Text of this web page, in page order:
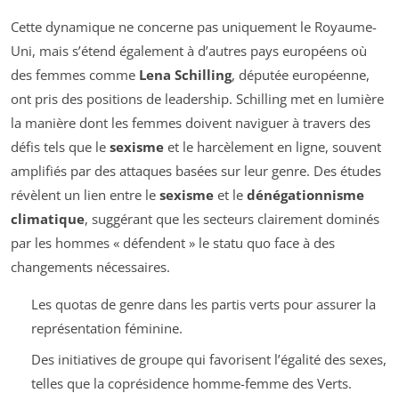
Cette dynamique ne concerne pas uniquement le Royaume-
Uni, mais s’étend également à d’autres pays européens où
des femmes comme Lena Schilling, députée européenne,
ont pris des positions de leadership. Schilling met en lumière
la manière dont les femmes doivent naviguer à travers des
défis tels que le sexisme et le harcèlement en ligne, souvent
amplifiés par des attaques basées sur leur genre. Des études
révèlent un lien entre le sexisme et le dénégationnisme
climatique, suggérant que les secteurs clairement dominés
par les hommes « défendent » le statu quo face à des
changements nécessaires.
Les quotas de genre dans les partis verts pour assurer la
représentation féminine.
Des initiatives de groupe qui favorisent l’égalité des sexes,
telles que la coprésidence homme-femme des Verts.